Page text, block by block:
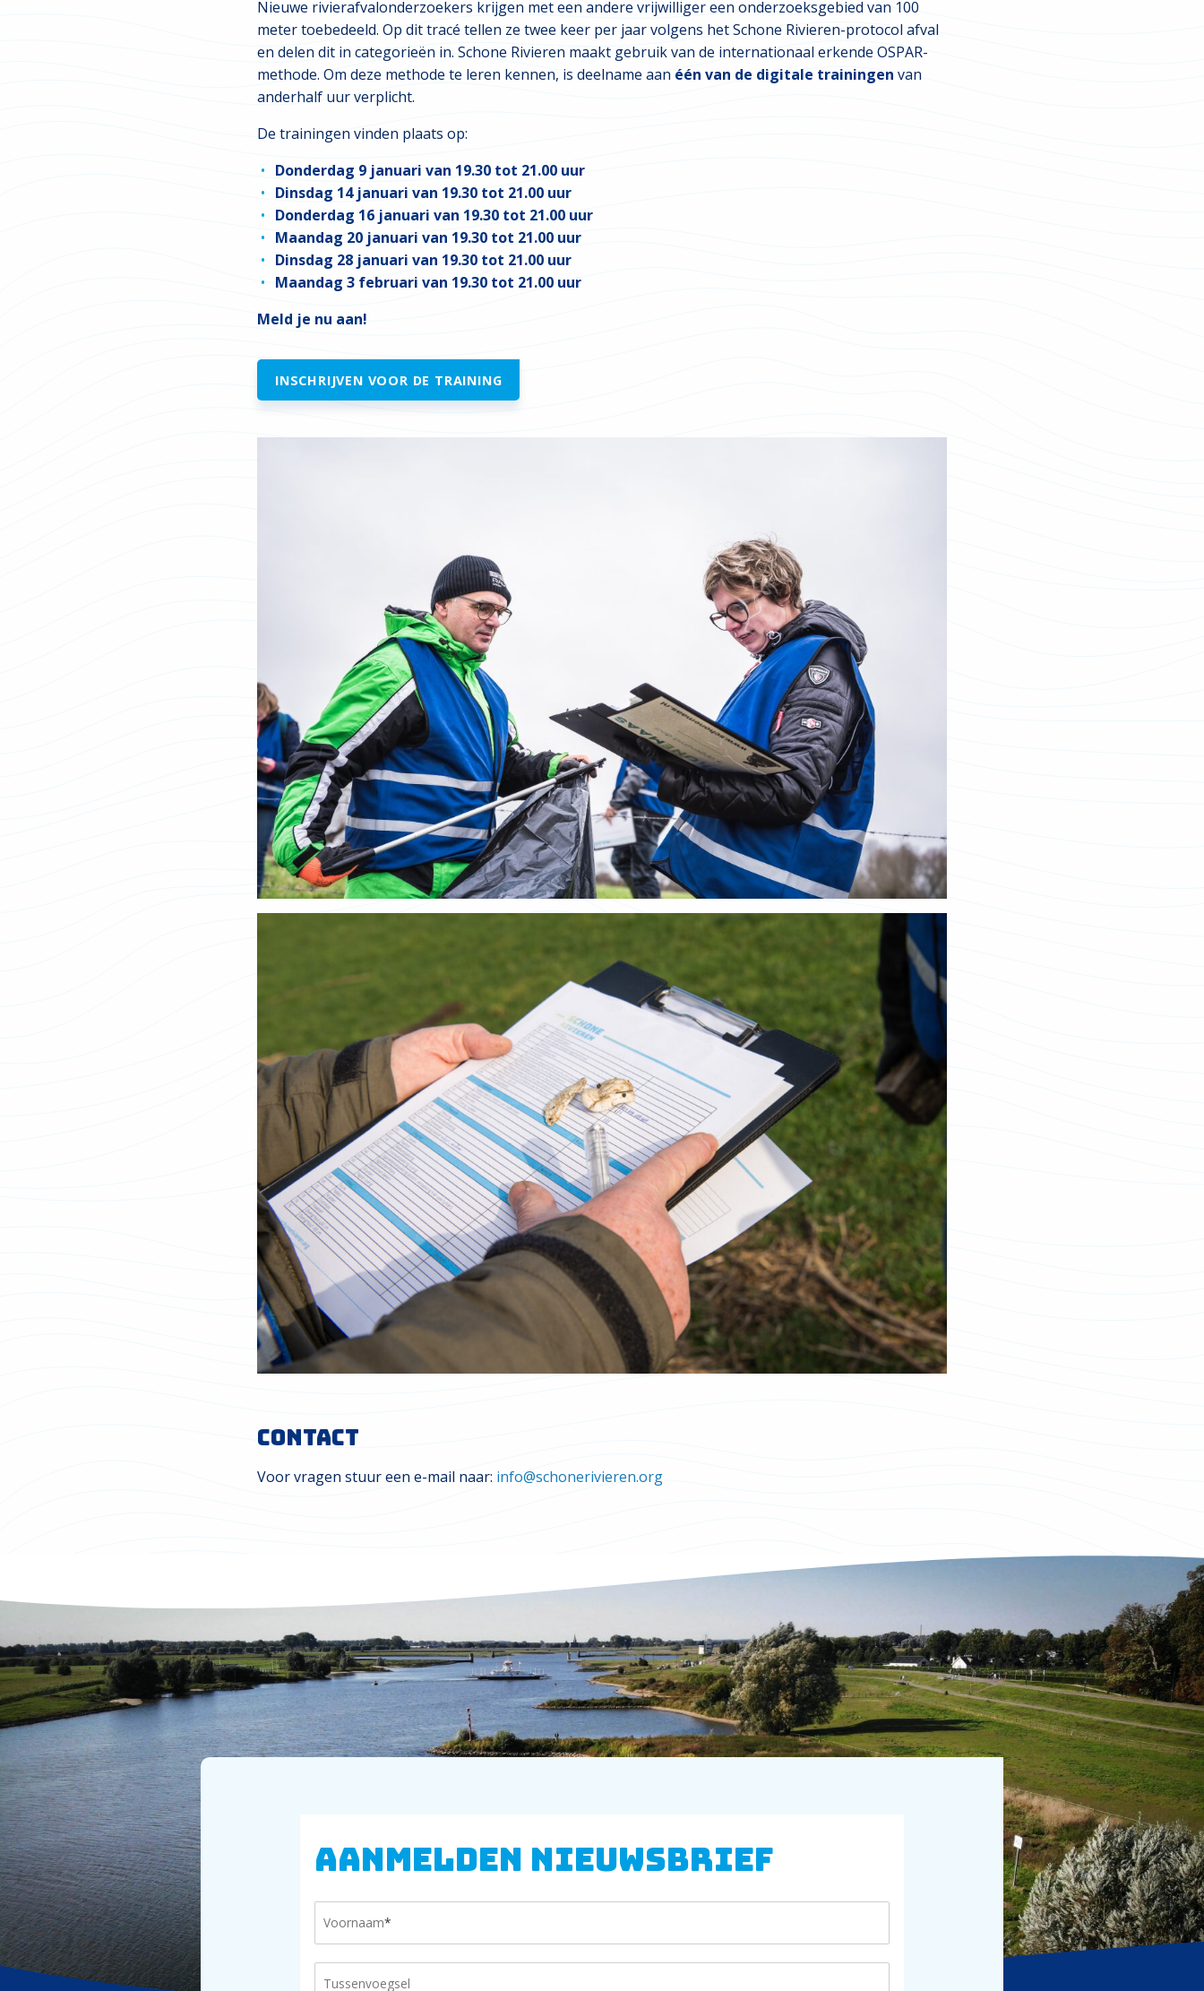
Nieuwe rivierafvalonderzoekers krijgen met een andere vrijwilliger een onderzoeksgebied van 100
meter toebedeeld. Op dit tracé tellen ze twee keer per jaar volgens het Schone Rivieren-protocol afval
en delen dit in categorieën in. Schone Rivieren maakt gebruik van de internationaal erkende OSPAR-
methode. Om deze methode te leren kennen, is deelname aan één van de digitale trainingen van
anderhalf uur verplicht.
De trainingen vinden plaats op:
Donderdag 9 januari van 19.30 tot 21.00 uur
Dinsdag 14 januari van 19.30 tot 21.00 uur
Donderdag 16 januari van 19.30 tot 21.00 uur
Maandag 20 januari van 19.30 tot 21.00 uur
Dinsdag 28 januari van 19.30 tot 21.00 uur
Maandag 3 februari van 19.30 tot 21.00 uur
Meld je nu aan!
INSCHRIJVEN VOOR DE TRAINING
Contact
Voor vragen stuur een e-mail naar: info@schonerivieren.org